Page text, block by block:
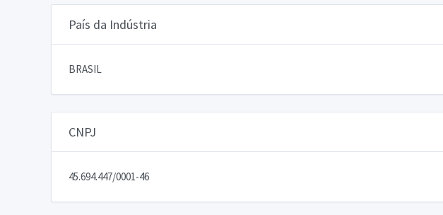
País da Indústria
BRASIL
CNPJ
45.694.447/0001-46